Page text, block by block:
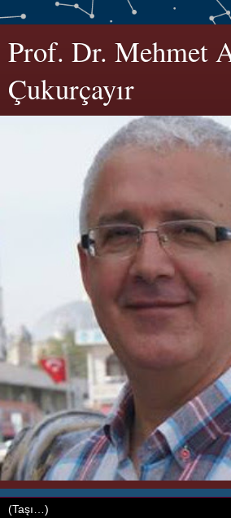
Prof. Dr. Mehmet
Çukurçayır